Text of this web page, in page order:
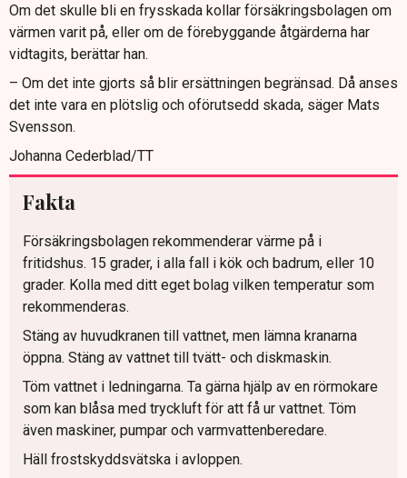
Om det skulle bli en frysskada kollar försäkringsbolagen om
värmen varit på, eller om de förebyggande åtgärderna har
vidtagits, berättar han.
– Om det inte gjorts så blir ersättningen begränsad. Då anses
det inte vara en plötslig och oförutsedd skada, säger Mats
Svensson.
Johanna Cederblad/TT
Fakta
Försäkringsbolagen rekommenderar värme på i
fritidshus. 15 grader, i alla fall i kök och badrum, eller 10
grader. Kolla med ditt eget bolag vilken temperatur som
rekommenderas.
Stäng av huvudkranen till vattnet, men lämna kranarna
öppna. Stäng av vattnet till tvätt- och diskmaskin.
Töm vattnet i ledningarna. Ta gärna hjälp av en rörmokare
som kan blåsa med tryckluft för att få ur vattnet. Töm
även maskiner, pumpar och varmvattenberedare.
Häll frostskyddsvätska i avloppen.